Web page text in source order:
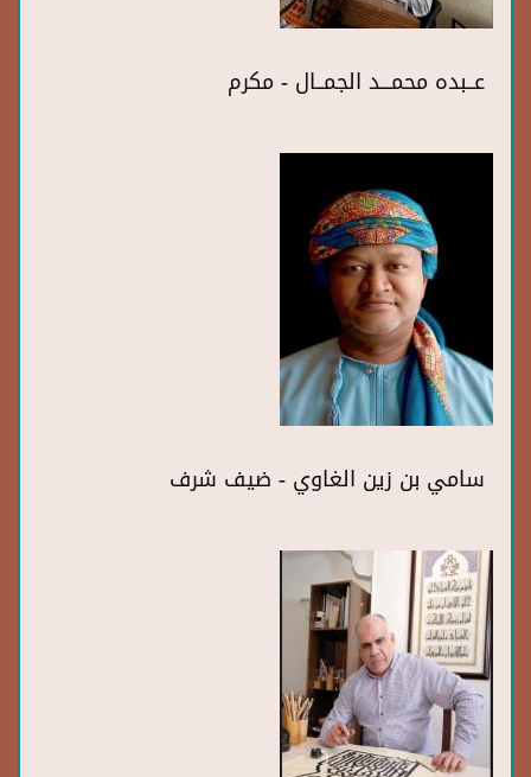
عــبده محمـــد الجمــال - مكرم
سامي بن زين الغاوي - ضيف شرف